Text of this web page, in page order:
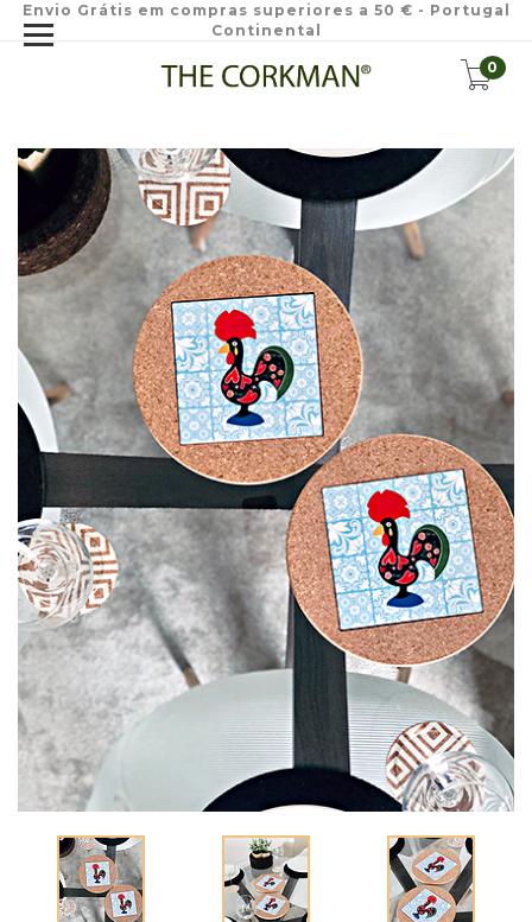
Envio Grátis em compras superiores a 50 € - Portugal
Continental
0